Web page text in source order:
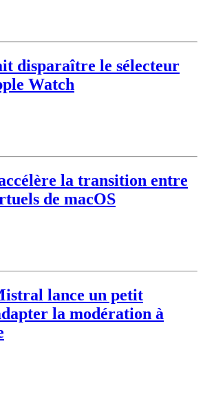
disparaître le sélecteur
Watch
la transition entre
de macOS
lance un petit
la modération à